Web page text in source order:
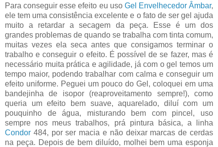
Para conseguir esse efeito eu uso Gel Envelhecedor Âmbar,
ele tem uma consistência excelente e o fato de ser gel ajuda
muito a retardar a secagem da peça. Esse é um dos
grandes problemas de quando se trabalha com tinta comum,
muitas vezes ela seca antes que consigamos terminar o
trabalho e conseguir o efeito. É possível de se fazer, mas é
necessário muita prática e agilidade, já com o gel temos um
tempo maior, podendo trabalhar com calma e conseguir um
efeito uniforme. Peguei um pouco do Gel, coloquei em uma
bandejinha de isopor (reaproveitamento sempre!), como
queria um efeito bem suave, aquarelado, diluí com um
pouquinho de água, misturando bem com pincel, uso
sempre nos meus trabalhos, prá pintura básica, a linha
Condor 484, por ser macia e não deixar marcas de cerdas
na peça. Depois de bem diluído, molhei bem uma esponja